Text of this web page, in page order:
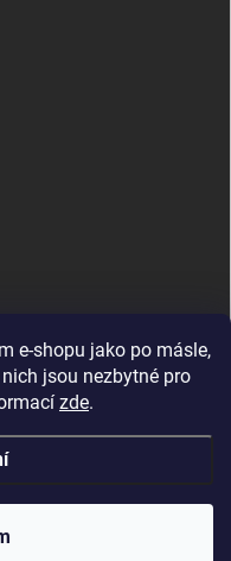
e-shopu jako po másle,
jsou nezbytné pro
zde.
práva vyhrazena.